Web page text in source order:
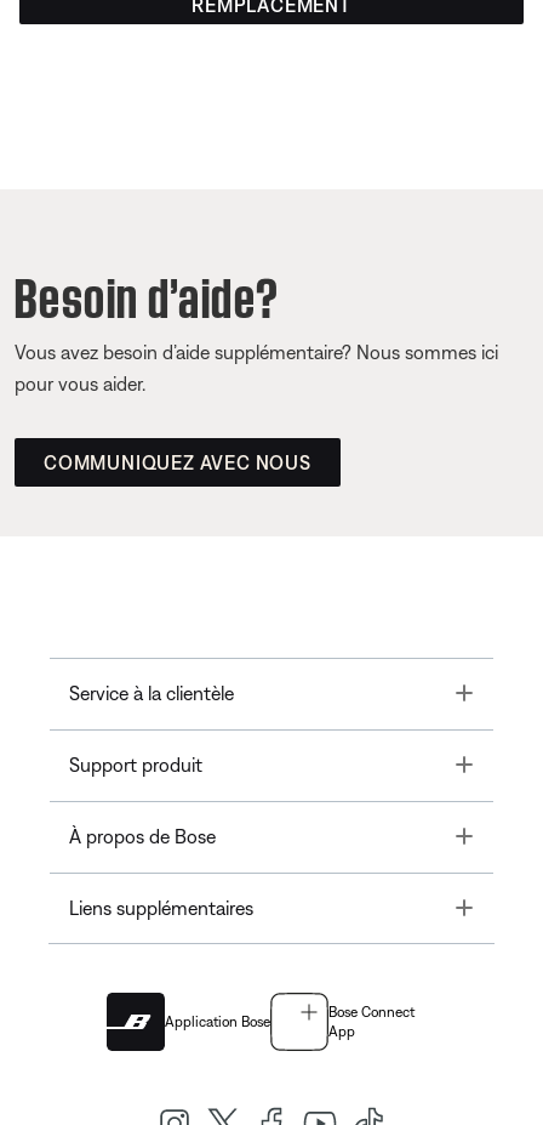
REMPLACEMENT
Besoin d’aide?
Vous avez besoin d’aide supplémentaire? Nous sommes ici
pour vous aider.
COMMUNIQUEZ AVEC NOUS
Service à la clientèle Toggle
Support produit Toggle
À propos de Bose Toggle
Liens supplémentaires Toggle
Application Bose
Bose Connect
App